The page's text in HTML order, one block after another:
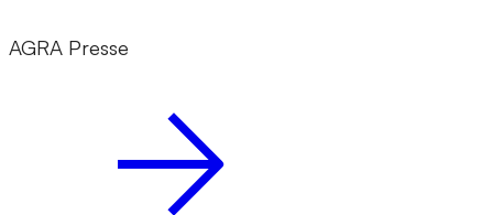
AGRA Presse